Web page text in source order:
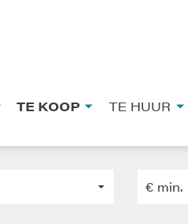
TE KOOP TE HUUR
€ min.